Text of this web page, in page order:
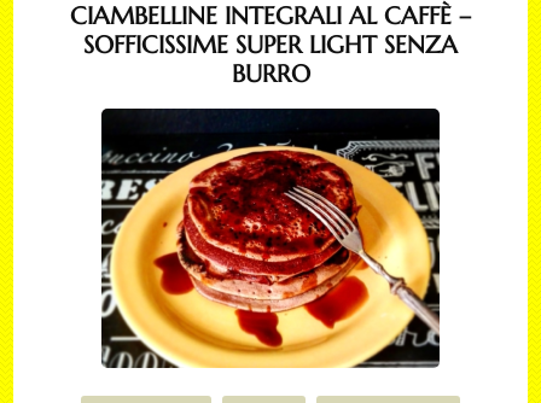
CIAMBELLINE INTEGRALI AL CAFFÈ –
SOFFICISSIME SUPER LIGHT SENZA
BURRO